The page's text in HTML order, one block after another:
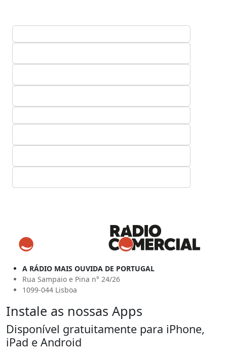
A RÁDIO MAIS OUVIDA DE PORTUGAL
Rua Sampaio e Pina n° 24/26
1099-044 Lisboa
Instale as nossas Apps
Disponível gratuitamente para iPhone,
iPad e Android